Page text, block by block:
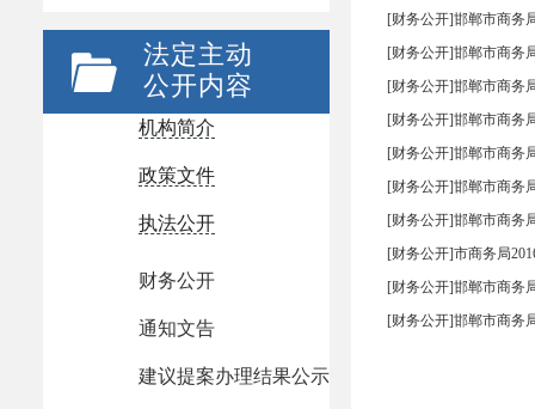
法定主动
公开内容
机构简介
政策文件
执法公开
财务公开
通知文告
建议提案办理结果公示
[财务公开]邯郸市商务
[财务公开]邯郸市商务
[财务公开]邯郸市商务
[财务公开]邯郸市商务
[财务公开]邯郸市商务
[财务公开]邯郸市商务
[财务公开]邯郸市商务
[财务公开]市商务局
[财务公开]邯郸市商务
[财务公开]邯郸市商务